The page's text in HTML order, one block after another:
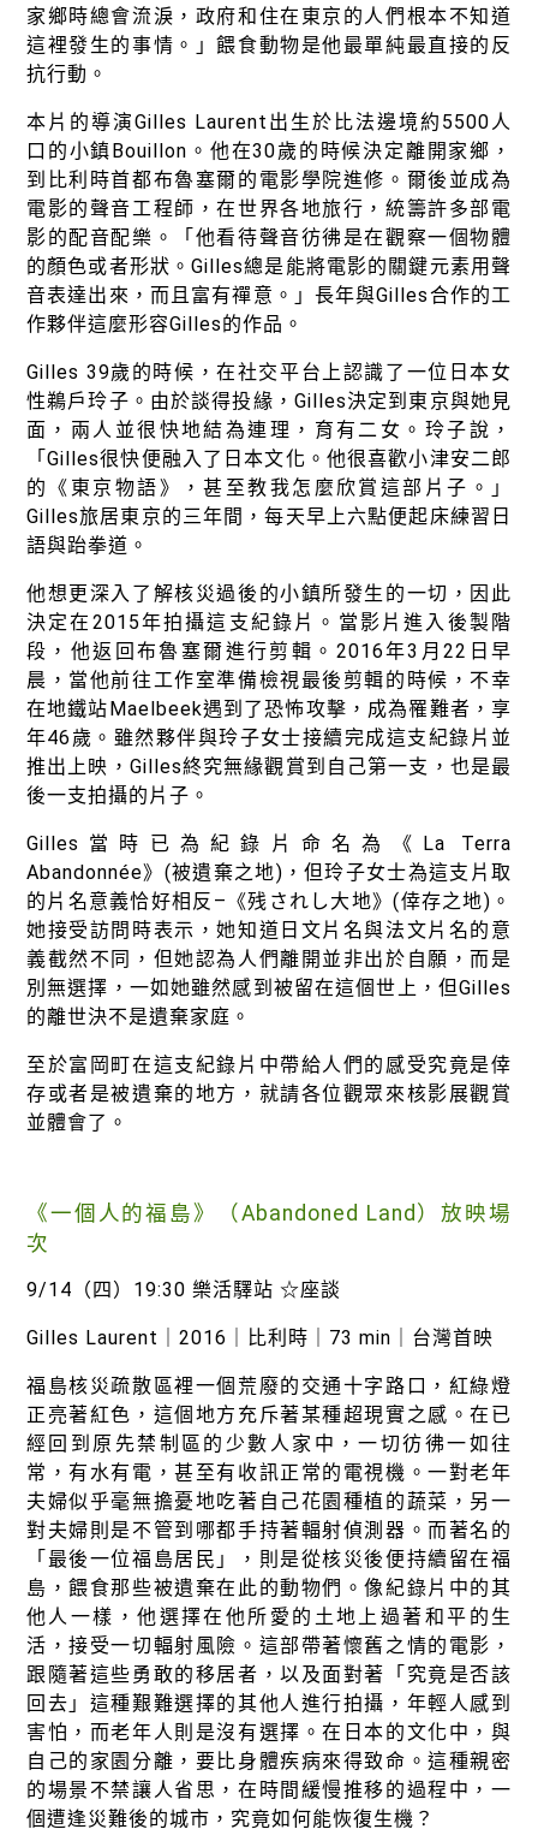
工作側記
出版及義賣品
參與綠盟
捐款支持
徵才資訊
活動行事曆
活動紀錄
教育推廣申請
加入志工
家鄉時總會流淚，政府和住在東京的人們根本不知道
這裡發生的事情。」餵食動物是他最單純最直接的反
抗行動。
本片的導演Gilles Laurent出生於比法邊境約5500人
口的小鎮Bouillon。他在30歲的時候決定離開家鄉，
到比利時首都布魯塞爾的電影學院進修。爾後並成為
電影的聲音工程師，在世界各地旅行，統籌許多部電
影的配音配樂。「他看待聲音彷彿是在觀察一個物體
的顏色或者形狀。Gilles總是能將電影的關鍵元素用聲
音表達出來，而且富有禪意。」長年與Gilles合作的工
作夥伴這麼形容Gilles的作品。
Gilles 39歲的時候，在社交平台上認識了一位日本女
性鵜戶玲子。由於談得投緣，Gilles決定到東京與她見
面，兩人並很快地結為連理，育有二女。玲子說，
「Gilles很快便融入了日本文化。他很喜歡小津安二郎
的《東京物語》，甚至教我怎麼欣賞這部片子。」
Gilles旅居東京的三年間，每天早上六點便起床練習日
語與跆拳道。
他想更深入了解核災過後的小鎮所發生的一切，因此
決定在2015年拍攝這支紀錄片。當影片進入後製階
段，他返回布魯塞爾進行剪輯。2016年3月22日早
晨，當他前往工作室準備檢視最後剪輯的時候，不幸
在地鐵站Maelbeek遇到了恐怖攻擊，成為罹難者，享
年46歲。雖然夥伴與玲子女士接續完成這支紀錄片並
推出上映，Gilles終究無緣觀賞到自己第一支，也是最
後一支拍攝的片子。
Gilles當時已為紀錄片命名為《La Terra
Abandonnée》(被遺棄之地)，但玲子女士為這支片取
的片名意義恰好相反–《残されし大地》(倖存之地)。
她接受訪問時表示，她知道日文片名與法文片名的意
義截然不同，但她認為人們離開並非出於自願，而是
別無選擇，一如她雖然感到被留在這個世上，但Gilles
的離世決不是遺棄家庭。
至於富岡町在這支紀錄片中帶給人們的感受究竟是倖
存或者是被遺棄的地方，就請各位觀眾來核影展觀賞
並體會了。
《一個人的福島》（Abandoned Land）放映場
次
9/14（四）19:30 樂活驛站 ☆座談
Gilles Laurent｜2016｜比利時｜73 min｜台灣首映
福島核災疏散區裡一個荒廢的交通十字路口，紅綠燈
正亮著紅色，這個地方充斥著某種超現實之感。在已
經回到原先禁制區的少數人家中，一切彷彿一如往
常，有水有電，甚至有收訊正常的電視機。一對老年
夫婦似乎毫無擔憂地吃著自己花園種植的蔬菜，另一
對夫婦則是不管到哪都手持著輻射偵測器。而著名的
「最後一位福島居民」，則是從核災後便持續留在福
島，餵食那些被遺棄在此的動物們。像紀錄片中的其
他人一樣，他選擇在他所愛的土地上過著和平的生
活，接受一切輻射風險。這部帶著懷舊之情的電影，
跟隨著這些勇敢的移居者，以及面對著「究竟是否該
回去」這種艱難選擇的其他人進行拍攝，年輕人感到
害怕，而老年人則是沒有選擇。在日本的文化中，與
自己的家園分離，要比身體疾病來得致命。這種親密
的場景不禁讓人省思，在時間緩慢推移的過程中，一
個遭逢災難後的城市，究竟如何能恢復生機？